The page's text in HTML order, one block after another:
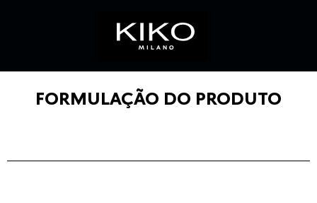
FORMULAÇÃO DO PRODUTO